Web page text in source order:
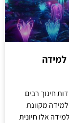
למידה
חינוך רבים
מקוונת
אלו חיונית